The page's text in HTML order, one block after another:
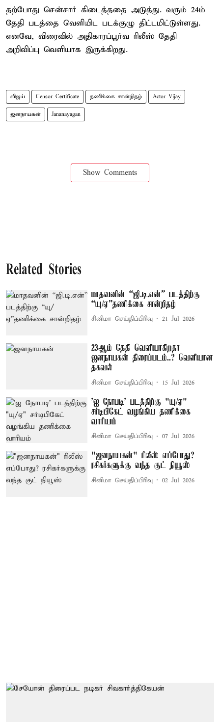
தற்போது சென்சார் கிடைத்ததை அடுத்து. வரும் 24ம்
தேதி படத்தை வெளியிட படக்குழு திட்டமிட்டுள்ளது.
எனவே, விரைவில் அதிகாரப்பூர்வ ரிலீஸ் தேதி
அறிவிப்பு வெளியாக இருக்கிறது.
விஜய் Censor Certificate தணிக்கை சான்றிதழ் Actor Vijay
ஜனநாயகன் Jananayagan
Show Comments
Related Stories
மாதவனின் “ஜி.டி.என்” படத்திற்கு
“யு/ஏ”தணிக்கை சான்றிதழ்
சினிமா செய்திப்பிரிவு 21 Jul 2026
23ஆம் தேதி வெளியாகிறதா
ஜனநாயகன் திரைப்படம்..? வெளியான
தகவல்
சினிமா செய்திப்பிரிவு 15 Jul 2026
'ஐ நோபடி' படத்திற்கு "யு/ஏ"
சர்டிபிகேட் வழங்கிய தணிக்கை
வாரியம்
சினிமா செய்திப்பிரிவு 07 Jul 2026
"ஜனநாயகன்" ரிலீஸ் எப்போது?
ரசிகர்களுக்கு வந்த குட் நியூஸ்
சினிமா செய்திப்பிரிவு 02 Jul 2026